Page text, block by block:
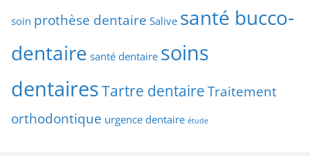
soin prothèse dentaire Salive santé bucco-
dentaire santé dentaire soins
dentairesTartre dentaire Traitement
orthodontique urgence dentaire étude